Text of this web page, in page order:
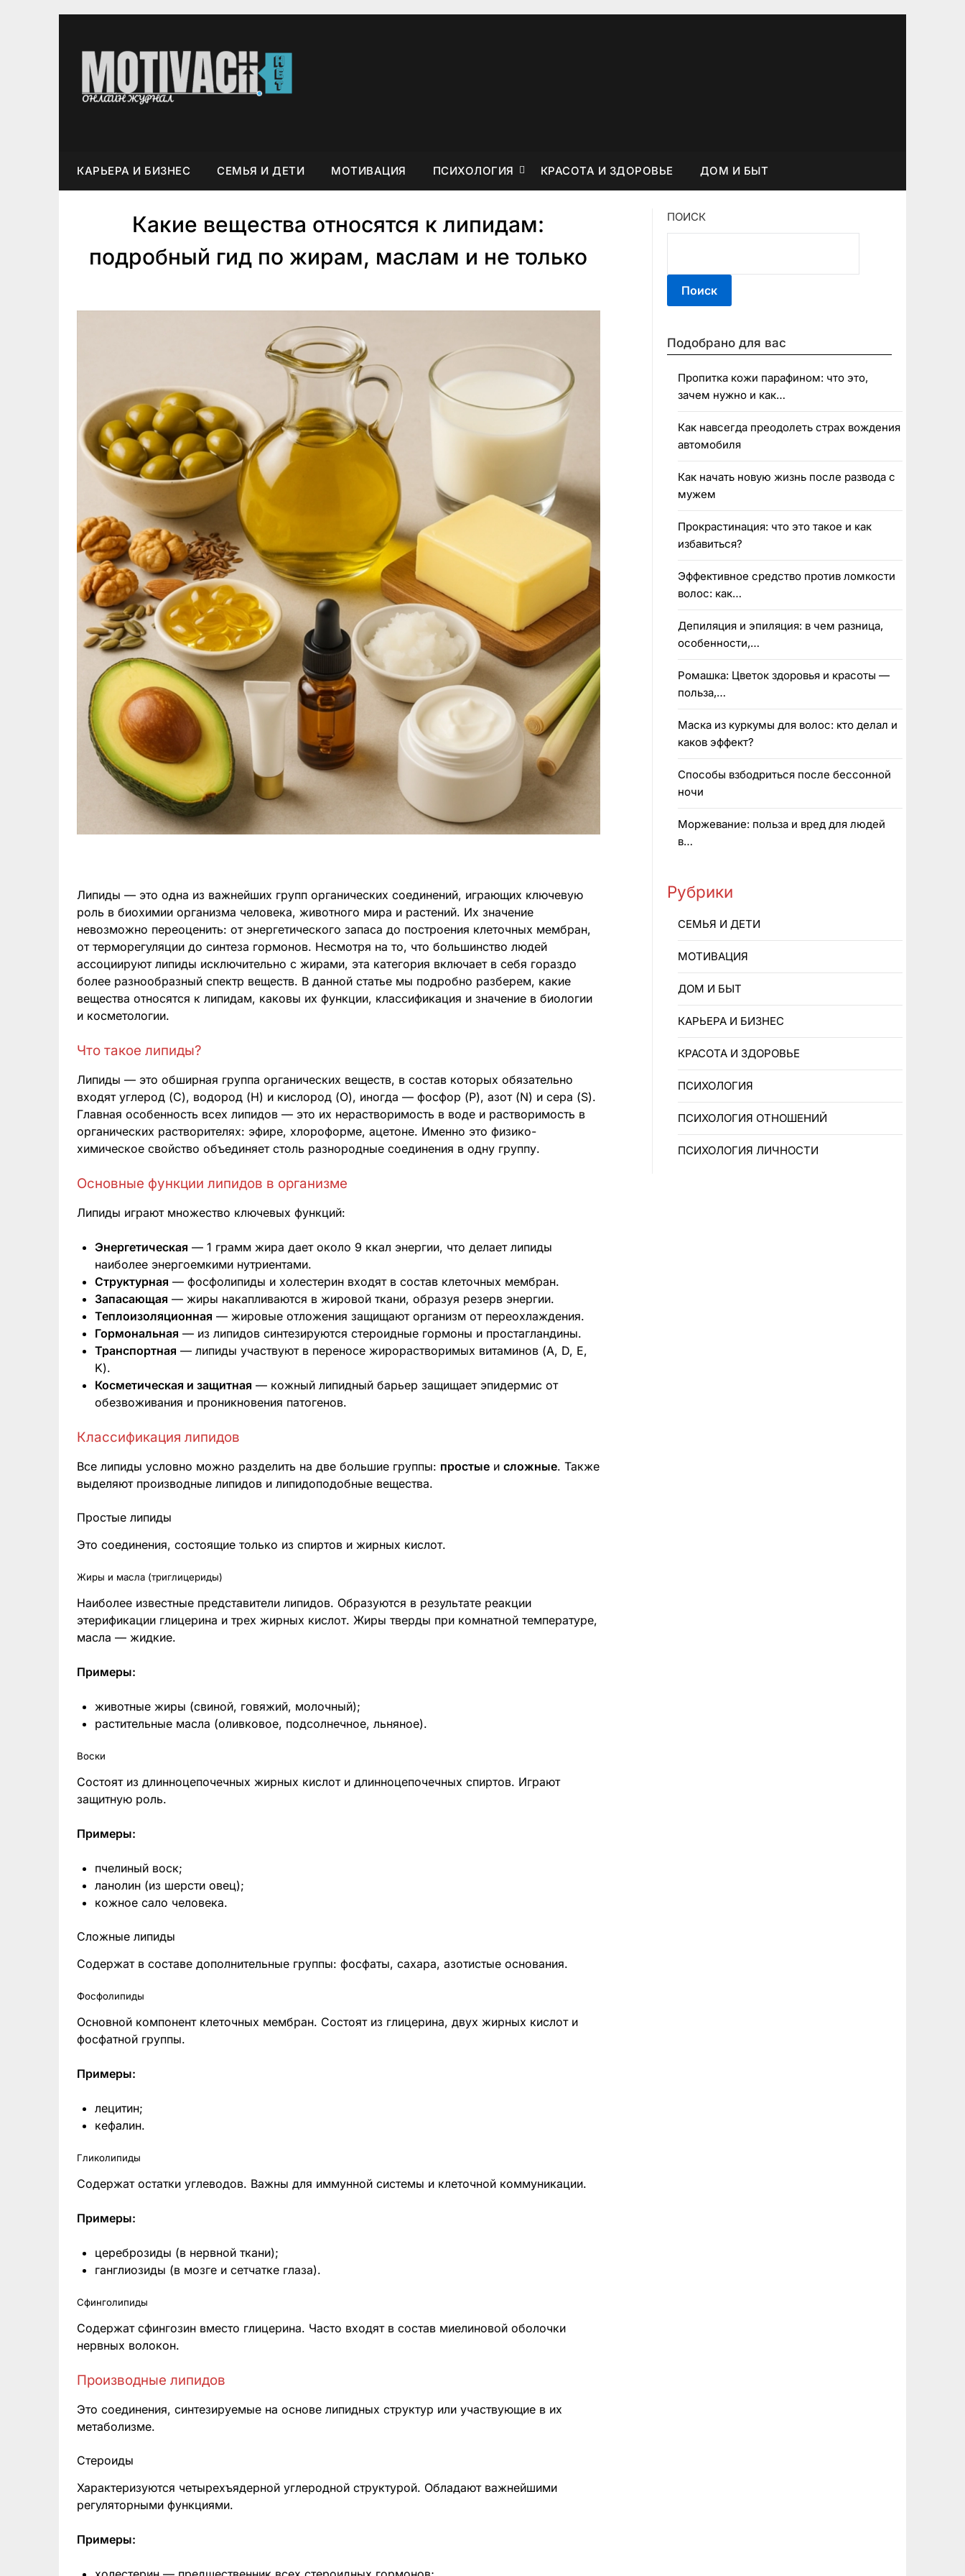
КАРЬЕРА И БИЗНЕС CEMЬЯ И ДETИ MOTИBAЦИЯ ПCИXOЛOГИЯ КРАСОТА И ЗДОРОВЬЕ ДОМ И БЫТ
Какие вещества относятся к липидам:
подробный гид по жирам, маслам и не только
Липиды — это одна из важнейших групп органических соединений, играющих ключевую
роль в биохимии организма человека, животного мира и растений. Их значение
невозможно переоценить: от энергетического запаса до построения клеточных мембран,
от терморегуляции до синтеза гормонов. Несмотря на то, что большинство людей
ассоциируют липиды исключительно с жирами, эта категория включает в себя гораздо
более разнообразный спектр веществ. В данной статье мы подробно разберем, какие
вещества относятся к липидам, каковы их функции, классификация и значение в биологии
и косметологии.
Что такое липиды?
Липиды — это обширная группа органических веществ, в состав которых обязательно
входят углерод (C), водород (H) и кислород (O), иногда — фосфор (P), азот (N) и сера (S).
Главная особенность всех липидов — это их нерастворимость в воде и растворимость в
органических растворителях: эфире, хлороформе, ацетоне. Именно это физико-
химическое свойство объединяет столь разнородные соединения в одну группу.
Основные функции липидов в организме
Липиды играют множество ключевых функций:
Энергетическая — 1 грамм жира дает около 9 ккал энергии, что делает липиды
наиболее энергоемкими нутриентами.
Структурная — фосфолипиды и холестерин входят в состав клеточных мембран.
Запасающая — жиры накапливаются в жировой ткани, образуя резерв энергии.
Теплоизоляционная — жировые отложения защищают организм от переохлаждения.
Гормональная — из липидов синтезируются стероидные гормоны и простагландины.
Транспортная — липиды участвуют в переносе жирорастворимых витаминов (A, D, E,
K).
Косметическая и защитная — кожный липидный барьер защищает эпидермис от
обезвоживания и проникновения патогенов.
Классификация липидов
Все липиды условно можно разделить на две большие группы: простые и сложные. Также
выделяют производные липидов и липидоподобные вещества.
Простые липиды
Это соединения, состоящие только из спиртов и жирных кислот.
Жиры и масла (триглицериды)
Наиболее известные представители липидов. Образуются в результате реакции
этерификации глицерина и трех жирных кислот. Жиры тверды при комнатной температуре,
масла — жидкие.
Примеры:
животные жиры (свиной, говяжий, молочный);
растительные масла (оливковое, подсолнечное, льняное).
Воски
Состоят из длинноцепочечных жирных кислот и длинноцепочечных спиртов. Играют
защитную роль.
Примеры:
пчелиный воск;
ланолин (из шерсти овец);
кожное сало человека.
Сложные липиды
Содержат в составе дополнительные группы: фосфаты, сахара, азотистые основания.
Фосфолипиды
Основной компонент клеточных мембран. Состоят из глицерина, двух жирных кислот и
фосфатной группы.
Примеры:
лецитин;
кефалин.
Гликолипиды
Содержат остатки углеводов. Важны для иммунной системы и клеточной коммуникации.
Примеры:
цереброзиды (в нервной ткани);
ганглиозиды (в мозге и сетчатке глаза).
Сфинголипиды
Содержат сфингозин вместо глицерина. Часто входят в состав миелиновой оболочки
нервных волокон.
Производные липидов
Это соединения, синтезируемые на основе липидных структур или участвующие в их
метаболизме.
Стероиды
Характеризуются четырехъядерной углеродной структурой. Обладают важнейшими
регуляторными функциями.
Примеры:
ПОИСК
Поиск
Подобрано для вас
Пропитка кожи парафином: что это,
зачем нужно и как…
Как навсегда преодолеть страх вождения
автомобиля
Как начать новую жизнь после развода с
мужем
Прокрастинация: что это такое и как
избавиться?
Эффективное средство против ломкости
волос: как…
Депиляция и эпиляция: в чем разница,
особенности,…
Ромашка: Цветок здоровья и красоты —
польза,…
Маска из куркумы для волос: кто делал и
каков эффект?
Способы взбодриться после бессонной
ночи
Моржевание: польза и вред для людей
в…
Рубрики
CEMЬЯ И ДETИ
MOTИBAЦИЯ
ДОМ И БЫТ
КАРЬЕРА И БИЗНЕС
КРАСОТА И ЗДОРОВЬЕ
ПCИXOЛOГИЯ
ПCИXOЛOГИЯ OTHOШEHИЙ
ПСИХОЛОГИЯ ЛИЧНОСТИ